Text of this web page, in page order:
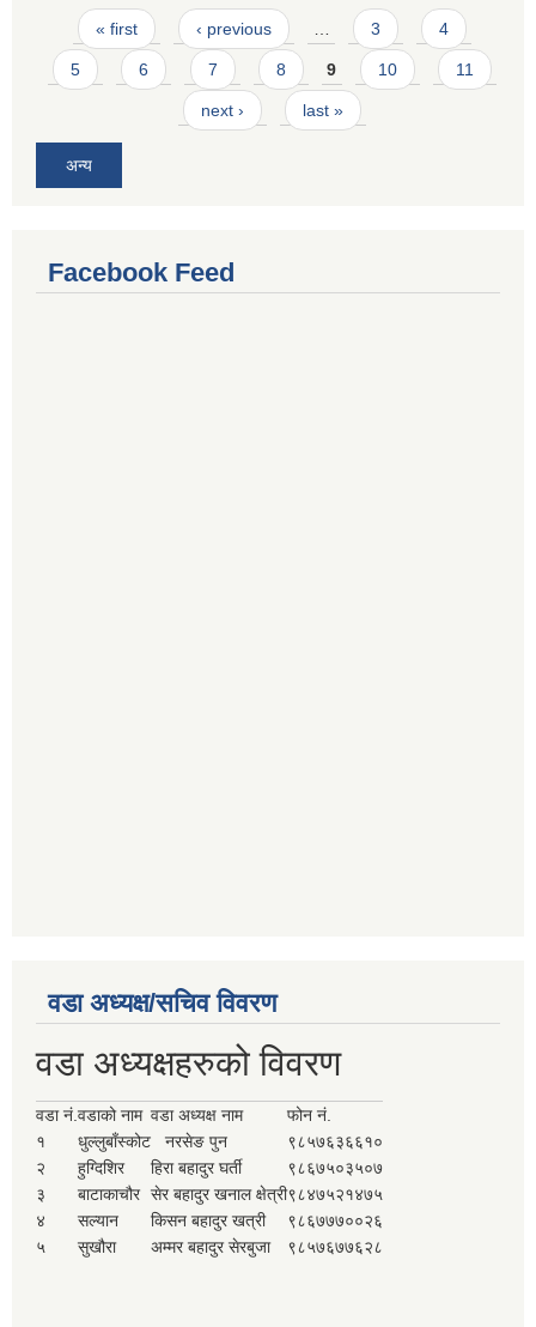
Pages
« first ‹ previous 3 4
5 6 7 8 9 10 11
next › last »
अन्य
Facebook Feed
वडा अध्यक्ष/सचिव विवरण
वडा अध्यक्षहरुको विवरण
वडा नं.वडाको नाम वडा अध्यक्ष नाम
फोन नं.
१
धुल्लुबाँस्कोट नरसेङ पुन
९८५७६३६६१०
२
हुग्दिशिर हिरा बहादुर घर्ती
९८६७५०३५०७
३
बाटाकाचौर सेर बहादुर खनाल क्षेत्री९८४७५२१४७५
४
सल्यान किसन बहादुर खत्री
९८६७७७००२६
५
सुखौरा अम्मर बहादुर सेरबुजा ९८५७६७७६२८